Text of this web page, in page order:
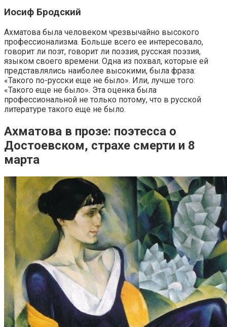
Иосиф Бродский
Ахматова была человеком чрезвычайно высокого
профессионализма. Больше всего ее интересовало,
говорит ли поэт, говорит ли поэзия, русская поэзия,
языком своего времени. Одна из похвал, которые ей
представлялись наиболее высокими, была фраза:
«Такого по-русски еще не было». Или, лучше того:
«Такого еще не было». Эта оценка была
профессиональной не только потому, что в русской
литературе такого еще не было.
Ахматова в прозе: поэтесса о
Достоевском, страхе смерти и 8
марта